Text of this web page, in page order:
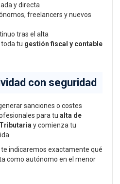
y directa
freelancers y nuevos
tras el alta
toda tu gestión fiscal y contable
con seguridad
sanciones o costes
para tu alta de
y comienza tu
te indicaremos exactamente qué
como autónomo en el menor